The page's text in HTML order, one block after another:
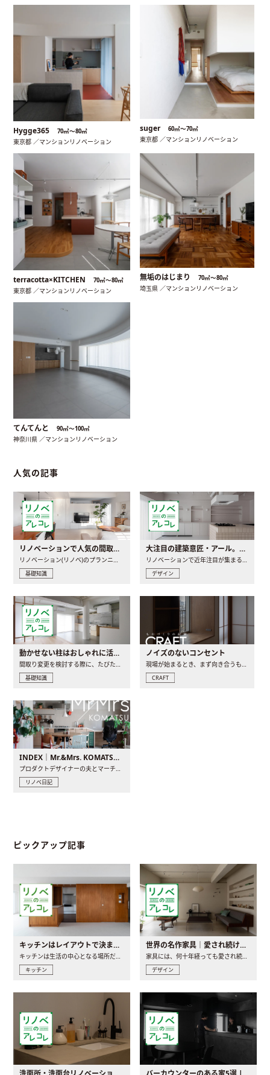
Hygge365 70㎡〜80㎡
東京都 ／マンションリノベーション
suger 60㎡〜70㎡
東京都 ／マンションリノベーション
terracotta×KITCHEN 70㎡〜80㎡
東京都 ／マンションリノベーション
無垢のはじまり 70㎡〜80㎡
埼玉県 ／マンションリノベーション
てんてんと 90㎡〜100㎡
神奈川県 ／マンションリノベーション
人気の記事
リノベーションで人気の間取りとは？トレンドの間取りと実例を徹底解説
リノベーション(リノベ)のプランニングで一番最初に決めるのは..
基礎知識
大注目の建築意匠・アール。人気の理由と空間に取り入れるポイント
リノベーションで近年注目が集まる建築意匠の一つであるアール..
デザイン
動かせない柱はおしゃれに活用！柱を魅せるリノベーション(リノベ)4選
間取り変更を検討する際に、たびたび皆さんの頭を悩ませる動か..
基礎知識
ノイズのないコンセント
現場が始まるとき、まず向き合うものの一つがコンセントです..
CRAFT
INDEX｜Mr.&Mrs. KOMATSU renovation diary
プロダクトデザイナーの夫とマーチャンダイザーの妻が、夫婦で..
リノベ日記
ピックアップ記事
キッチンはレイアウトで決まる。後悔しないための考え方と選び方
キッチンは生活の中心となる場所だからこそ、家の中のどこに置..
キッチン
世界の名作家具｜愛され続ける理由と一生モノとの出会い方
家具には、何十年経っても愛され続ける「名作」と呼ばれるもの..
デザイン